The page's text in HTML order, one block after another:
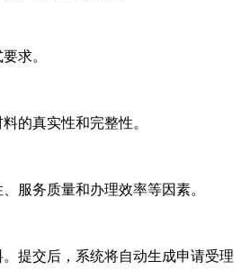
求。
的真实性和完整性。
服务质量和办理效率等因素。
提交后，系统将自动生成申请受理